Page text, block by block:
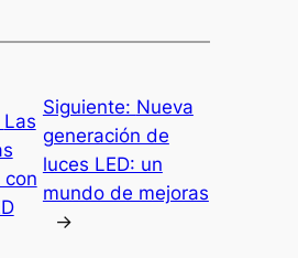
Las
con
Siguiente: Nueva
generación de
luces LED: un
mundo de mejoras
→